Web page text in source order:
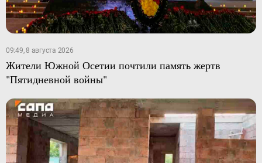
09:49, 8 августа 2026
Жители Южной Осетии почтили память жертв
"Пятидневной войны"